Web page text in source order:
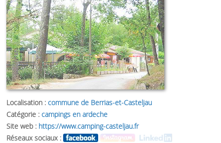
Localisation : commune de Berrias-et-Casteljau
Catégorie : campings en ardeche
Site web : https://www.camping-casteljau.fr
Réseaux sociaux :